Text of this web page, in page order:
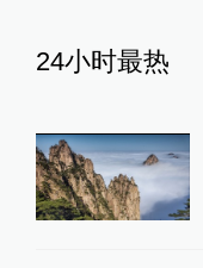
24小时最热